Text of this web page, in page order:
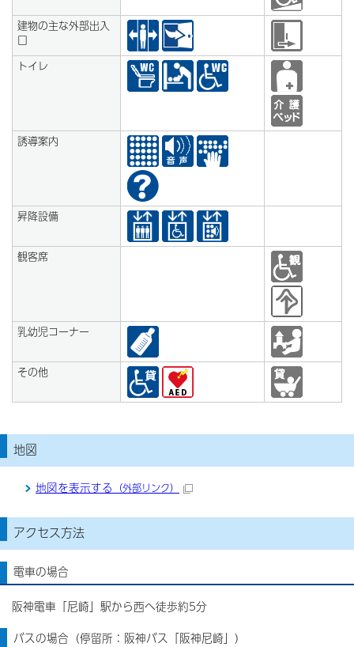
建物の主な外部出入
口
トイレ
誘導案内
昇降設備
観客席
乳幼児コーナー
その他
地図
地図を表示する （外部リンク）
アクセス方法
電車の場合
阪神電車「尼崎」駅から西へ徒歩約5分
バスの場合（停留所：阪神バス「阪神尼崎」）